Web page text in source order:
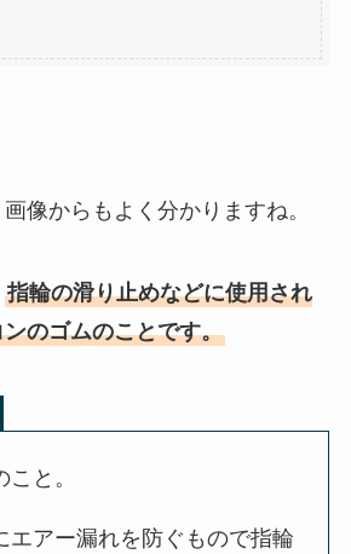
像からもよく分かりますね。
指輪の滑り止めなどに使用され
のゴムのことです。
と。
エアー漏れを防ぐもので指輪